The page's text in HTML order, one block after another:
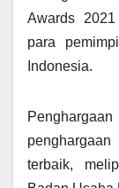
Awards
para
Indonesia.
terbaik,